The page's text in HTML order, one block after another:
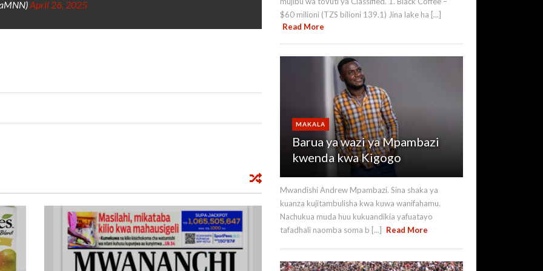
April 26, 2025
$60 milioni (TZS bilioni 139.1) Jina lake ha [...]
Read More
MAKALA
Barua ya wazi ya Mpambazi
kwenda kwa Kigogo
Mwandishi Andrew Mpambazi. Sina shaka ya
kuanza kujitambulisha kwa kuwa wanifahamu.
Nachukua muda huu kukuandikia yafuatayo
tafadhali naomba soma b [...]
Read More